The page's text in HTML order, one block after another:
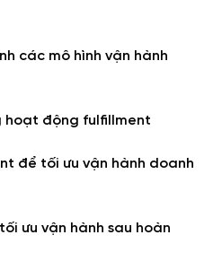
các mô hình vận hành
hoạt động fulfillment
để tối ưu vận hành doanh
ưu vận hành sau hoàn